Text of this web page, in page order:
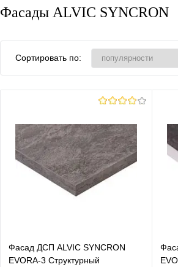
Фасады ALVIC SYNCRON
Сортировать по:
Фасад ДСП ALVIC SYNCRON
EVORA-3 Структурный